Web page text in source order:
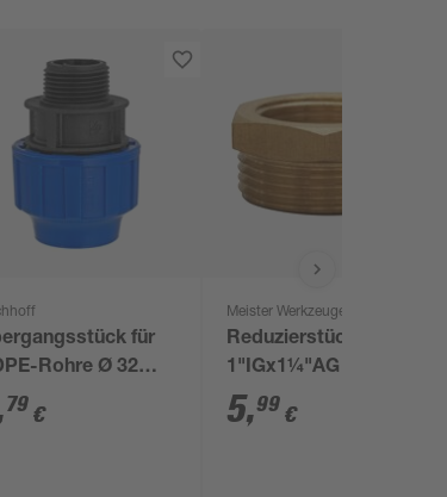
für
Rohre Ø 32
x 1" AG
79 €
Meister Werkzeuge
Reduzierstück
1"IGx1¼"AG
5,99 €